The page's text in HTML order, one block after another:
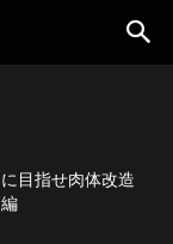
目指せ肉体改造